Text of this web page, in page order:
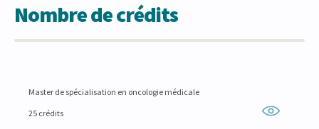
Nombre de crédits
Master de spécialisation en oncologie médicale
25 crédits